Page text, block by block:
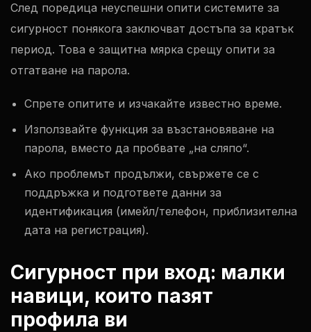
След поредица неуспешни опити системите за
сигурност понякога заключват достъпа за кратък
период. Това е защитна мярка срещу опити за
отгатване на парола.
Спрете опитите и изчакайте известно време.
Използвайте функция за възстановяване на
парола, вместо да пробвате „на сляпо“.
Ако проблемът продължи, свържете се с
поддръжка и подгответе данни за
идентификация (имейл/телефон, приблизителна
дата на регистрация).
Сигурност при вход: малки
навици, които пазят
профила ви